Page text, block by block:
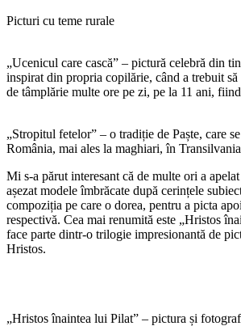
Picturi cu teme rurale
„Ucenicul care cască” – pictură celebră din
inspirat din propria copilărie, când a trebuit
de tâmplărie multe ore pe zi, pe la 11 ani,
„Stropitul fetelor” – o tradiție de Paște, care
România, mai ales la maghiari, în Transilvania
Mi s-a părut interesant că de multe ori a
așezat modele îmbrăcate după cerințele
compoziția pe care o dorea, pentru a picta
respectivă. Cea mai renumită este „Hristos
face parte dintr-o trilogie impresionantă de
Hristos.
„Hristos înaintea lui Pilat” – pictura și